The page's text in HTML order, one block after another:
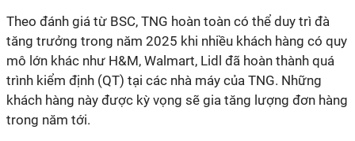
Theo đánh giá từ BSC, TNG hoàn toàn có thể duy trì đà
tăng trưởng trong năm 2025 khi nhiều khách hàng có quy
mô lớn khác như H&M, Walmart, Lidl đã hoàn thành quá
trình kiểm định (QT) tại các nhà máy của TNG. Những
khách hàng này được kỳ vọng sẽ gia tăng lượng đơn hàng
trong năm tới.